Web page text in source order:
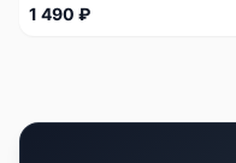
1 490 ₽